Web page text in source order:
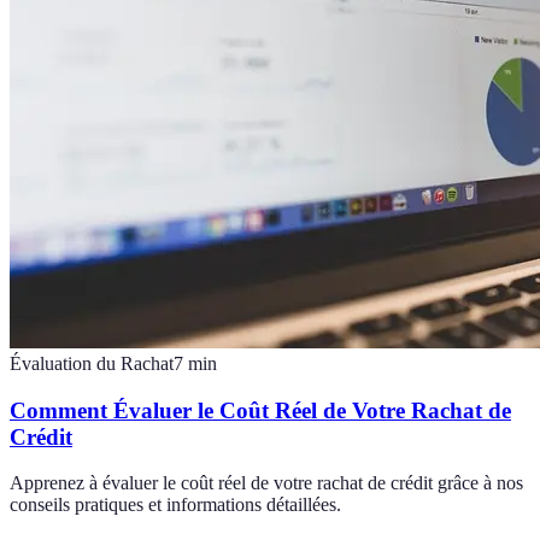
Évaluation du Rachat7 min
Comment Évaluer le Coût Réel de Votre Rachat de
Crédit
Apprenez à évaluer le coût réel de votre rachat de crédit grâce à nos
conseils pratiques et informations détaillées.